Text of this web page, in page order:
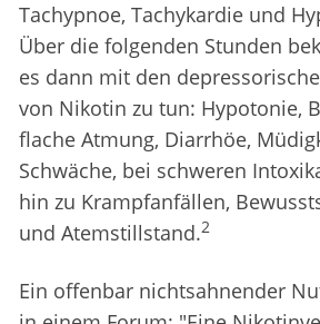
Tachypnoe, Tachykardie und
Über die folgenden Stunden
es dann mit den
von Nikotin zu tun: Hypotonie,
flache Atmung, Diarrhöe,
Schwäche, bei schweren
hin zu Krampfanfällen,
und Atemstillstand.2
Ein offenbar nichtsahnender